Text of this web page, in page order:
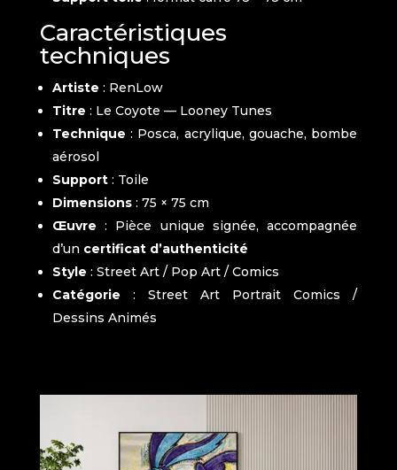
Caractéristiques
techniques
Artiste : RenLow
Titre : Le Coyote — Looney Tunes
Technique : Posca, acrylique, gouache, bombe
aérosol
Support: Toile
Dimensions: 75 × 75 cm
Œuvre : Pièce unique signée, accompagnée
d’un certificat d’authenticité
Style : Street Art / Pop Art / Comics
Catégorie : Street Art Portrait Comics /
Dessins Animés